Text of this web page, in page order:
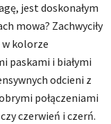
jest doskonałym
mowa? Zachwyciły
w kolorze
paskami i białymi
odcieni z
połączeniami
czerwień i czerń.